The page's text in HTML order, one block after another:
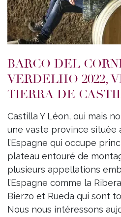
BARCO DEL
VERDELHO 2022,
TIERRA DE
Castilla Y Léon, oui mais
une vaste province située
l’Espagne qui occupe
plateau entouré de
plusieurs appellations
l’Espagne comme la
Bierzo et Rueda qui sont
Nous nous intéressons